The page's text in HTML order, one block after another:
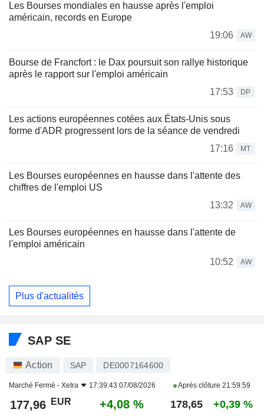
Les Bourses mondiales en hausse après l'emploi
américain, records en Europe
19:06
AW
Bourse de Francfort : le Dax poursuit son rallye historique
après le rapport sur l'emploi américain
17:53
DP
Les actions européennes cotées aux États-Unis sous
forme d'ADR progressent lors de la séance de vendredi
17:16
MT
Les Bourses européennes en hausse dans l'attente des
chiffres de l'emploi US
13:32
AW
Les Bourses européennes en hausse dans l'attente de
l'emploi américain
10:52
AW
Plus d'actualités
SAP SE
Action SAP DE0007164600
Marché Fermé - Xetra 17:39:43 07/08/2026 Après clôture 21:59:59
177,96 EUR +4,08 % 178,65 +0,39 %